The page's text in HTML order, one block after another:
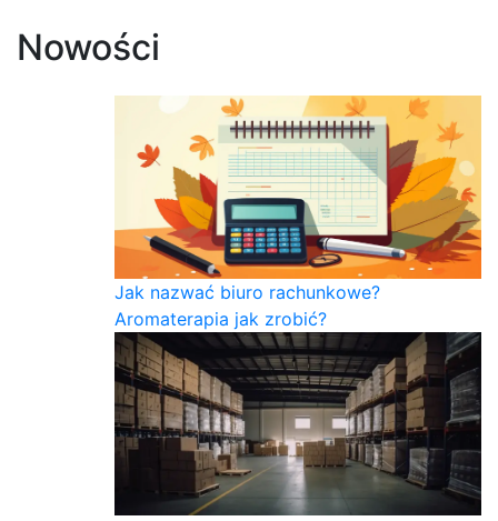
Nowości
Jak nazwać biuro rachunkowe?
Aromaterapia jak zrobić?